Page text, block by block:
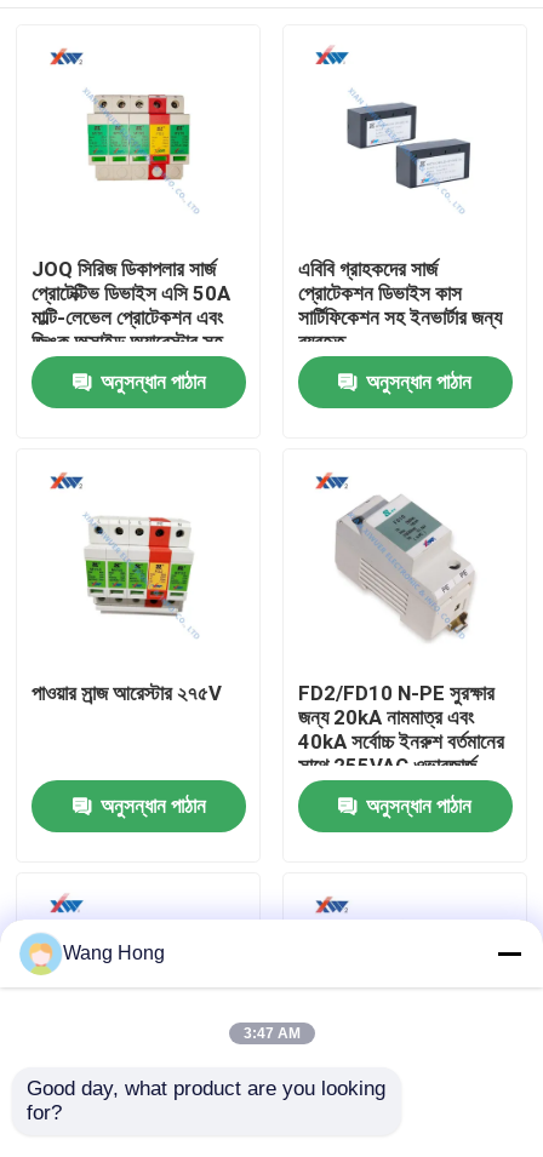
VR প্রদর্শন
আমাদের সম্পর্কে
মান নিয়ন্ত্রণ
যোগাযোগ করুন
উদ্ধৃতির জন্য আবেদন
JOQ সিরিজ ডিকাপলার সার্জ
প্রোটেক্টিভ ডিভাইস এসি 50A
মাল্টি-লেভেল প্রোটেকশন এবং
জিঙ্ক অক্সাইড অ্যারেস্টার সহ
35মিমি রেল ইনস্টলেশনের জন্য
অনুসন্ধান পাঠান
এবিবি গ্রাহকদের সার্জ
প্রোটেকশন ডিভাইস কাস
সার্টিফিকেশন সহ ইনভার্টার জন্য
ব্যবহৃত
অনুসন্ধান পাঠান
পাওয়ার সার্‍জ আরেস্টার ২৭৫V
অনুসন্ধান পাঠান
FD2/FD10 N-PE সুরক্ষার
জন্য 20kA নামমাত্র এবং
40kA সর্বোচ্চ ইনরুশ বর্তমানের
সাথে 255VAC ওভারজার্জ
সুরক্ষা ডিভাইস
অনুসন্ধান পাঠান
10KV জিঙ্ক অক্সাইড গ্যাপলেস
Wang Hong
3:47 AM
Good day, what product are you looking
for?